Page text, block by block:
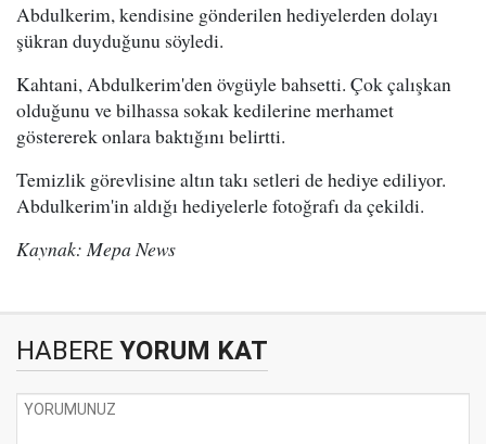
Abdulkerim, kendisine gönderilen hediyelerden dolayı
şükran duyduğunu söyledi.
Kahtani, Abdulkerim'den övgüyle bahsetti. Çok çalışkan
olduğunu ve bilhassa sokak kedilerine merhamet
göstererek onlara baktığını belirtti.
Temizlik görevlisine altın takı setleri de hediye ediliyor.
Abdulkerim'in aldığı hediyelerle fotoğrafı da çekildi.
Kaynak: Mepa News
HABERE YORUM KAT